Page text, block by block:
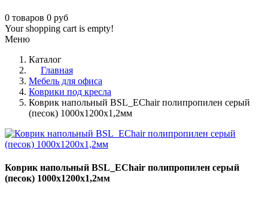
0 товаров 0 руб
Your shopping cart is empty!
Меню
Каталог
Главная
Мебель для офиса
Коврики под кресла
Коврик напольный BSL_EChair полипропилен серый
(песок) 1000х1200х1,2мм
Коврик напольный BSL_EChair полипропилен серый
(песок) 1000х1200х1,2мм